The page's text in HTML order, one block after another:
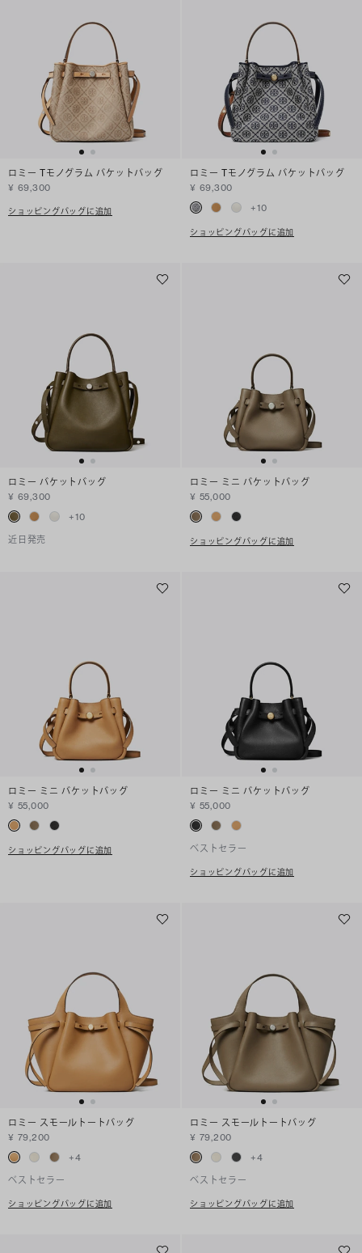
ロミー Tモノグラム バケットバッグ
¥ 69,300
ショッピングバッグに追加
ロミー Tモノグラム バケットバッグ
¥ 69,300
+10
ショッピングバッグに追加
ロミー バケットバッグ
¥ 69,300
+10
近日発売
ロミー ミニ バケットバッグ
¥ 55,000
ショッピングバッグに追加
ロミー ミニ バケットバッグ
¥ 55,000
ショッピングバッグに追加
ロミー ミニ バケットバッグ
¥ 55,000
ベストセラー
ショッピングバッグに追加
ロミー スモールトートバッグ
¥ 79,200
+4
ベストセラー
ショッピングバッグに追加
ロミー スモールトートバッグ
¥ 79,200
+4
ベストセラー
ショッピングバッグに追加